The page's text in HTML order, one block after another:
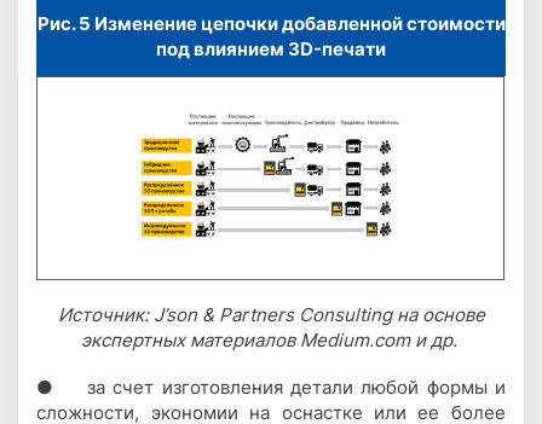
Рис. 5 Изменение цепочки добавленной стоимости
под влиянием 3D-печати
Источник: J’son & Partners Consulting на основе
экспертных материалов Medium.com и др.
● за счет изготовления детали любой формы и
сложности, экономии на оснастке или ее более